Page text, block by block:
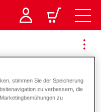
Energie und
stimmen Sie der Speicherung
zu verbessern, die
zu